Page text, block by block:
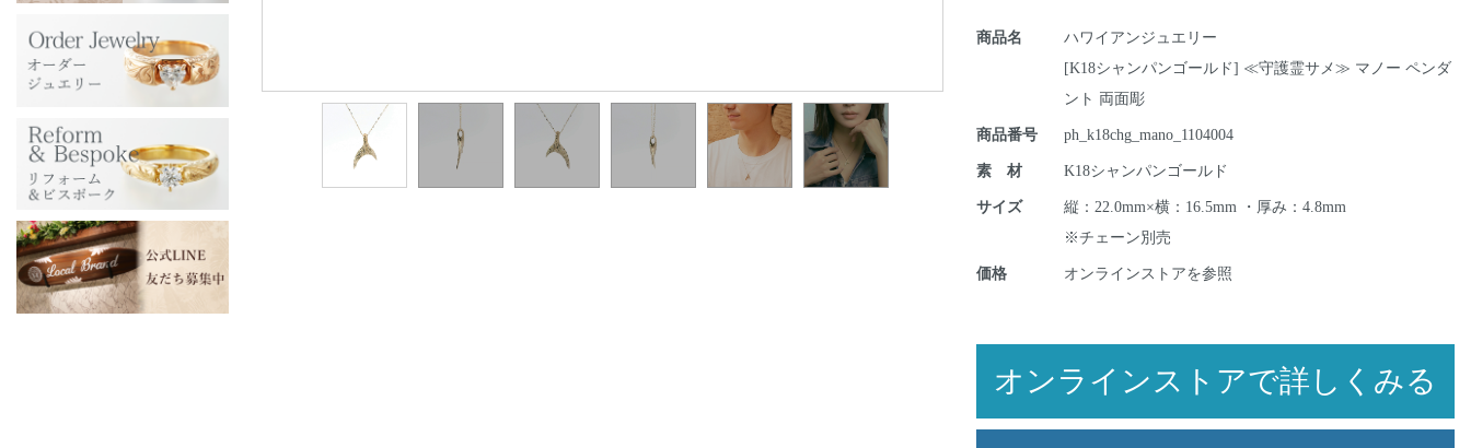
商品名
ハワイアンジュエリー
[K18シャンパンゴールド] ≪守護霊サメ≫ マノー ペンダ
ント 両面彫
商品番号 ph_k18chg_mano_1104004
素 材 K18シャンパンゴールド
サイズ
縦：22.0mm×横：16.5mm ・厚み：4.8mm
※チェーン別売
価格 オンラインストアを参照
オンラインストアで詳しくみる